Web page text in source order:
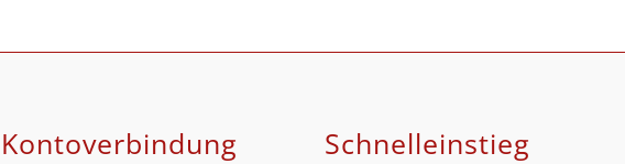
Kontoverbindung Schnell­einstieg